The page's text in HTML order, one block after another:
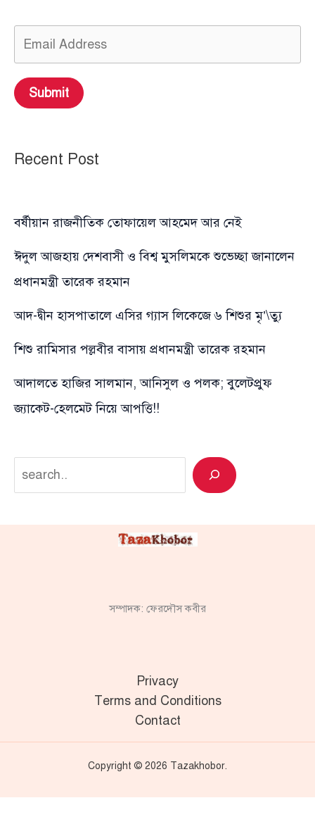
Submit
Recent Post
বর্ষীয়ান রাজনীতিক তোফায়েল আহমেদ আর নেই
ঈদুল আজহায় দেশবাসী ও বিশ্ব মুসলিমকে শুভেচ্ছা জানালেন
প্রধানমন্ত্রী তারেক রহমান
আদ-দ্বীন হাসপাতালে এসির গ্যাস লিকেজে ৬ শিশুর মৃ’\ত্যু
শিশু রামিসার পল্লবীর বাসায় প্রধানমন্ত্রী তারেক রহমান
আদালতে হাজির সালমান, আনিসুল ও পলক; বুলেটপ্রুফ
জ্যাকেট-হেলমেট নিয়ে আপত্তি!!
Search
সম্পাদক: ফেরদৌস কবীর
Privacy
Terms and Conditions
Contact
Copyright © 2026 Tazakhobor.